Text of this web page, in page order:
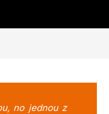
no jednou z